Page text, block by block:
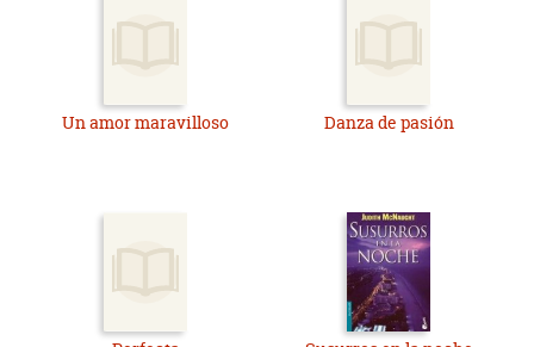
Un amor maravilloso Danza de pasión